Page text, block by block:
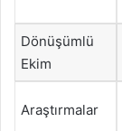
Dönüşümlü
Ekim
Araştırmalar